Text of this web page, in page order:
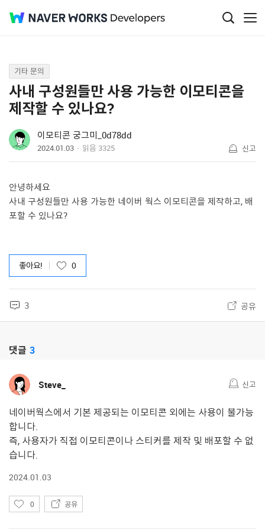
Q&A
기타 문의
사내 구성원들만 사용 가능한 이모티콘을
제작할 수 있나요?
이모티콘 궁그미_0d78dd
2024.01.03 읽음 3325 신고
안녕하세요
사내 구성원들만 사용 가능한 네이버 웍스 이모티콘을 제작하고, 배
포할 수 있나요?
좋아요! 0
3 공유
댓글 3
Steve_ 신고
네이버웍스에서 기본 제공되는 이모티콘 외에는 사용이 불가능
합니다.
즉, 사용자가 직접 이모티콘이나 스티커를 제작 및 배포할 수 없
습니다.
2024.01.03
좋
0 공유